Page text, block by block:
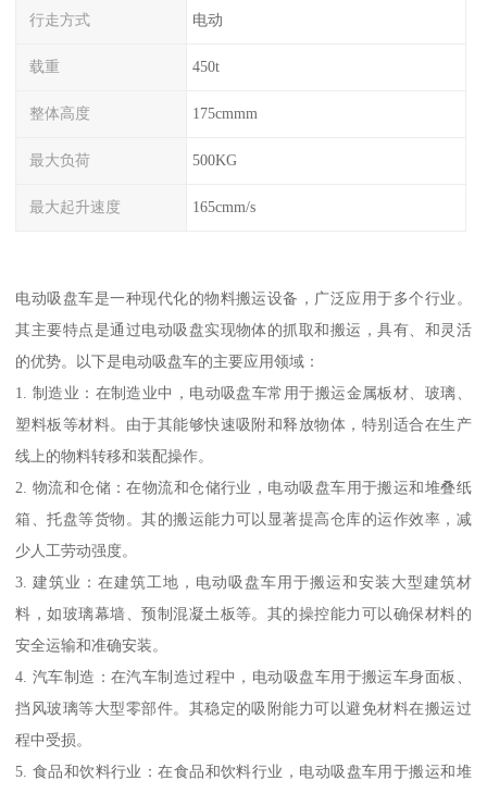
行走方式 电动
载重 450t
整体高度 175cmmm
最大负荷 500KG
最大起升速度 165cmm/s
电动吸盘车是一种现代化的物料搬运设备，广泛应用于多个行业。
其主要特点是通过电动吸盘实现物体的抓取和搬运，具有、和灵活
的优势。以下是电动吸盘车的主要应用领域：
1. 制造业：在制造业中，电动吸盘车常用于搬运金属板材、玻璃、
塑料板等材料。由于其能够快速吸附和释放物体，特别适合在生产
线上的物料转移和装配操作。
2. 物流和仓储：在物流和仓储行业，电动吸盘车用于搬运和堆叠纸
箱、托盘等货物。其的搬运能力可以显著提高仓库的运作效率，减
少人工劳动强度。
3. 建筑业：在建筑工地，电动吸盘车用于搬运和安装大型建筑材
料，如玻璃幕墙、预制混凝土板等。其的操控能力可以确保材料的
安全运输和准确安装。
4. 汽车制造：在汽车制造过程中，电动吸盘车用于搬运车身面板、
挡风玻璃等大型零部件。其稳定的吸附能力可以避免材料在搬运过
程中受损。
5. 食品和饮料行业：在食品和饮料行业，电动吸盘车用于搬运和堆